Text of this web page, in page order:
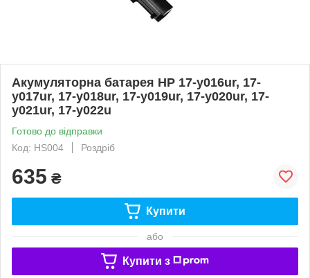
Акумуляторна батарея HP 17-y016ur, 17-
y017ur, 17-y018ur, 17-y019ur, 17-y020ur, 17-
y021ur, 17-y022u
Готово до відправки
Код: HS004
Роздріб
635 ₴
Купити
або
Купити з